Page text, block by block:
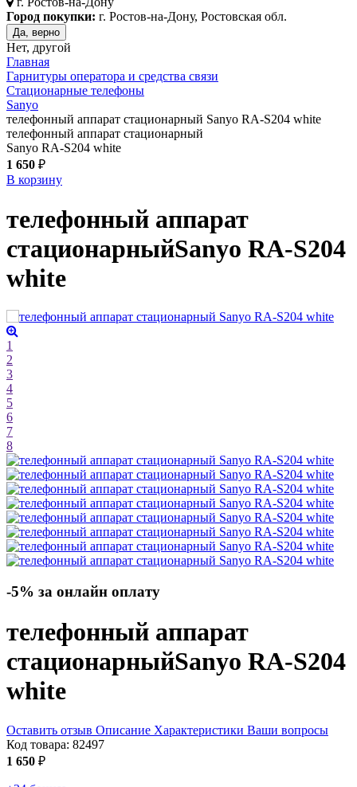
Город покупки: г. Ростов-на-Дону, Ростовская обл.
Да, верно
Нет, другой
Главная
Гарнитуры оператора и средства связи
Стационарные телефоны
Sanyo
телефонный аппарат стационарный Sanyo RA-S204 white
телефонный аппарат стационарный
Sanyo RA-S204 white
1 650 ₽
В корзину
телефонный аппарат
стационарныйSanyo RA-S204
white
1
2
3
4
5
6
7
8
-5% за онлайн оплату
телефонный аппарат
стационарныйSanyo RA-S204
white
Оставить отзыв Описание Характеристики Ваши вопросы
Код товара: 82497
1 650 ₽